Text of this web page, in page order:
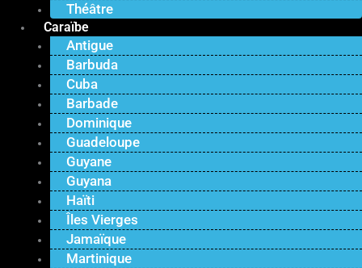
Théâtre
Caraïbe
Antigue
Barbuda
Cuba
Barbade
Dominique
Guadeloupe
Guyane
Guyana
Haïti
Îles Vierges
Jamaïque
Martinique